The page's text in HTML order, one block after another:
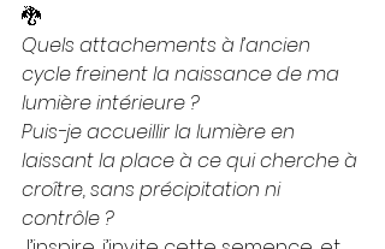
🐉
Quels attachements à l’ancien
cycle freinent la naissance de ma
lumière intérieure ?
Puis-je accueillir la lumière en
laissant la place à ce qui cherche à
croître, sans précipitation ni
contrôle ?